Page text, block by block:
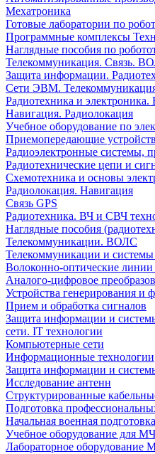
Мехатроника
Готовые лаборатории по
Программные комплексы
Наглядные пособия по
Телекоммуникация. Связь.
Защита информации.
Сети ЭВМ.
Радиотехника и
Навигация. Радиолокация
Учебное оборудование по
Приемопередающие
Радиоэлектронные системы,
Радиотехнические цепи и
Схемотехника и основы
Радиолокация. Навигация
Связь GPS
Радиотехника. ВЧ и СВЧ
Наглядные пособия
Телекоммуникации. ВОЛС
Телекоммуникации и системы
Волоконно-оптические линии
Аналого-цифровое
Устройства генерирования и
Прием и обработка сигналов
Защита информации и
сети. IT технологии
Компьютерные сети
Информационные технологии
Защита информации и
Исследование антенн
Структурированные
Подготовка
Начальная военная подготовка
Учебное оборудование для
Лабораторное оборудование